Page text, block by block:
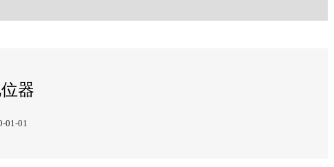
器
01-01